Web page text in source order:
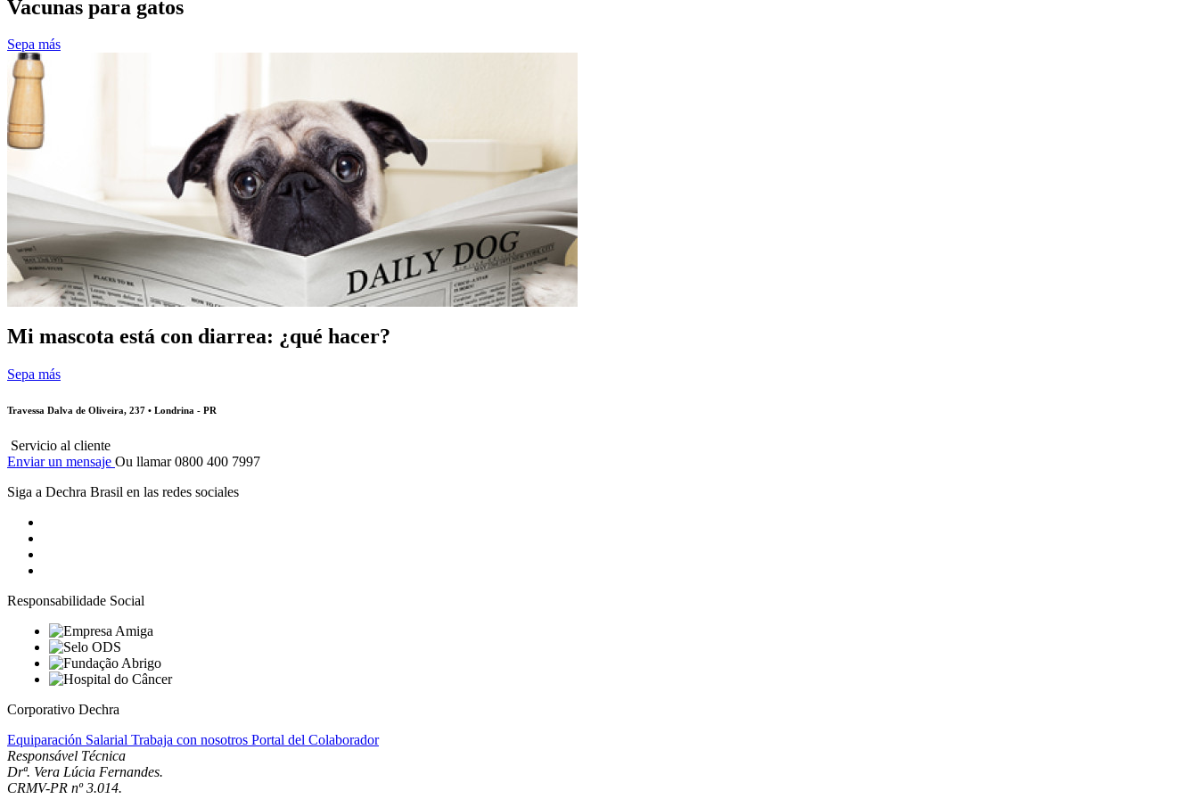
Vacunas para gatos
Sepa más
Mi mascota está con diarrea: ¿qué hacer?
Sepa más
Travessa Dalva de Oliveira, 237 • Londrina - PR
Servicio al cliente
Enviar un mensaje Ou llamar 0800 400 7997
Siga a Dechra Brasil en las redes sociales
Responsabilidade Social
Corporativo Dechra
Equiparación Salarial Trabaja con nosotros Portal del Colaborador
Responsável Técnica
Drª. Vera Lúcia Fernandes.
CRMV-PR nº 3.014.